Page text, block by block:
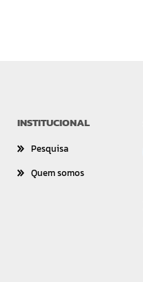
INSTITUCIONAL
Pesquisa
Quem somos